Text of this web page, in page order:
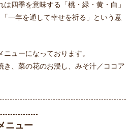
は四季を意味する「桃・緑・黄・白」
一年を通して幸せを祈る」という意
ューになっております。
き、菜の花のお浸し、みそ汁／ココア
ニュー